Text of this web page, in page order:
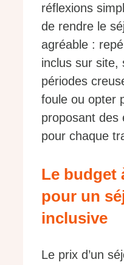
réflexions
de rendre le
agréable :
inclus sur site,
périodes
foule ou opter
proposant des
pour chaque
Le budget
pour un
inclusive
Le prix d’un